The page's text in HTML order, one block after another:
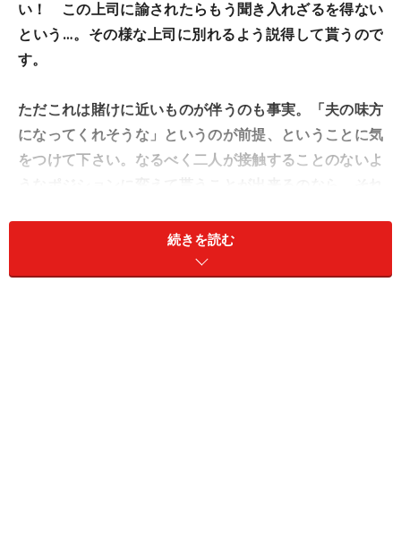
い！ この上司に諭されたらもう聞き入れざるを得ない
という…。その様な上司に別れるよう説得して貰うので
す。
ただこれは賭けに近いものが伴うのも事実。「夫の味方
になってくれそうな」というのが前提、ということに気
をつけて下さい。なるべく二人が接触することのないよ
とどちらかを全く別の地へ転勤にして貰う。どうしても
別れさせたかったら、転勤の覚悟も妻は持たなければい
続きを読む